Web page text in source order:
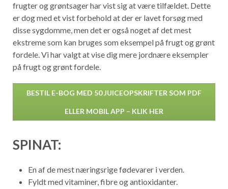
frugter og grøntsager har vist sig at være tilfældet. Dette
er dog med et vist forbehold at der er lavet forsøg med
disse sygdomme, men det er også noget af det mest
ekstreme som kan bruges som eksempel på frugt og grønt
fordele. Vi har valgt at vise dig mere jordnære eksempler
på frugt og grønt fordele.
BESTIL E-BOG MED 50 JUICEOPSKRIFTER SOM PDF
ELLER MOBIL APP – KLIK HER
SPINAT:
En af de mest næringsrige fødevarer i verden.
Fyldt med vitaminer, fibre og antioxidanter.